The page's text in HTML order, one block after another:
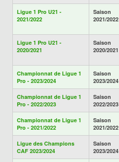
Ligue 1 Pro U21 -
2021/2022
Saison
2021/2022
Ligue 1 Pro U21 -
2020/2021
Saison
2020/2021
Championnat de Ligue 1
Pro - 2023/2024
Saison
2023/2024
Championnat de Ligue 1
Pro - 2022/2023
Saison
2022/2023
Championnat de Ligue 1
Pro - 2021/2022
Saison
2021/2022
Ligue des Champions
CAF 2023/2024
Saison
2023/2024